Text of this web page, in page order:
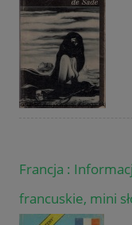
Francja :
francuskie, mini